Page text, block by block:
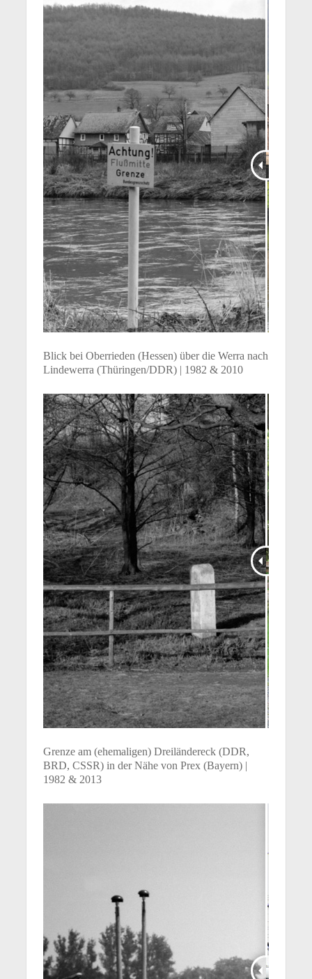
Blick bei Oberrieden (Hessen) über die Werra nach
Lindewerra (Thüringen/DDR) | 1982 & 2010
Grenze am (ehemaligen) Dreiländereck (DDR,
BRD, CSSR) in der Nähe von Prex (Bayern) |
1982 & 2013